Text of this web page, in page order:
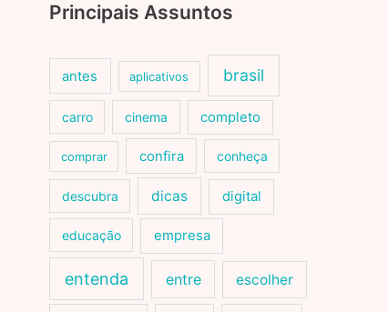
Principais Assuntos
antes aplicativos brasil
carro cinema completo
comprar confira conheça
descubra dicas digital
educação empresa
entenda entre escolher